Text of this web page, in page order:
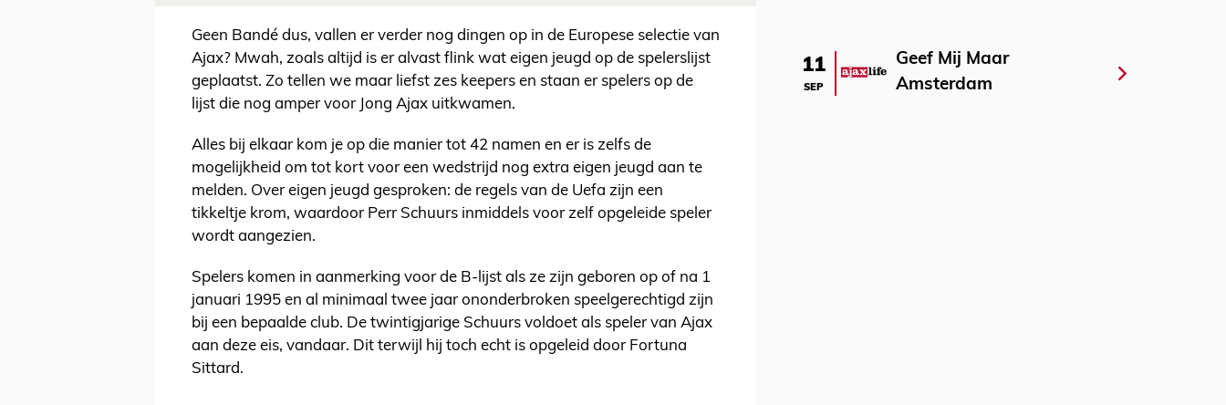
Geen Bandé dus, vallen er verder nog dingen op in de Europese selectie van
Ajax? Mwah, zoals altijd is er alvast flink wat eigen jeugd op de spelerslijst
geplaatst. Zo tellen we maar liefst zes keepers en staan er spelers op de
lijst die nog amper voor Jong Ajax uitkwamen.
Alles bij elkaar kom je op die manier tot 42 namen en er is zelfs de
mogelijkheid om tot kort voor een wedstrijd nog extra eigen jeugd aan te
melden. Over eigen jeugd gesproken: de regels van de Uefa zijn een
tikkeltje krom, waardoor Perr Schuurs inmiddels voor zelf opgeleide speler
wordt aangezien.
Spelers komen in aanmerking voor de B-lijst als ze zijn geboren op of na 1
januari 1995 en al minimaal twee jaar ononderbroken speelgerechtigd zijn
bij een bepaalde club. De twintigjarige Schuurs voldoet als speler van Ajax
aan deze eis, vandaar. Dit terwijl hij toch echt is opgeleid door Fortuna
Sittard.
11
SEP
Geef Mij Maar
Amsterdam